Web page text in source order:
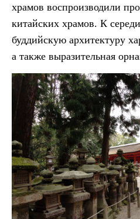
храмов воспроизводили
китайских храмов. К
буддийскую архитектуру
а также выразительная